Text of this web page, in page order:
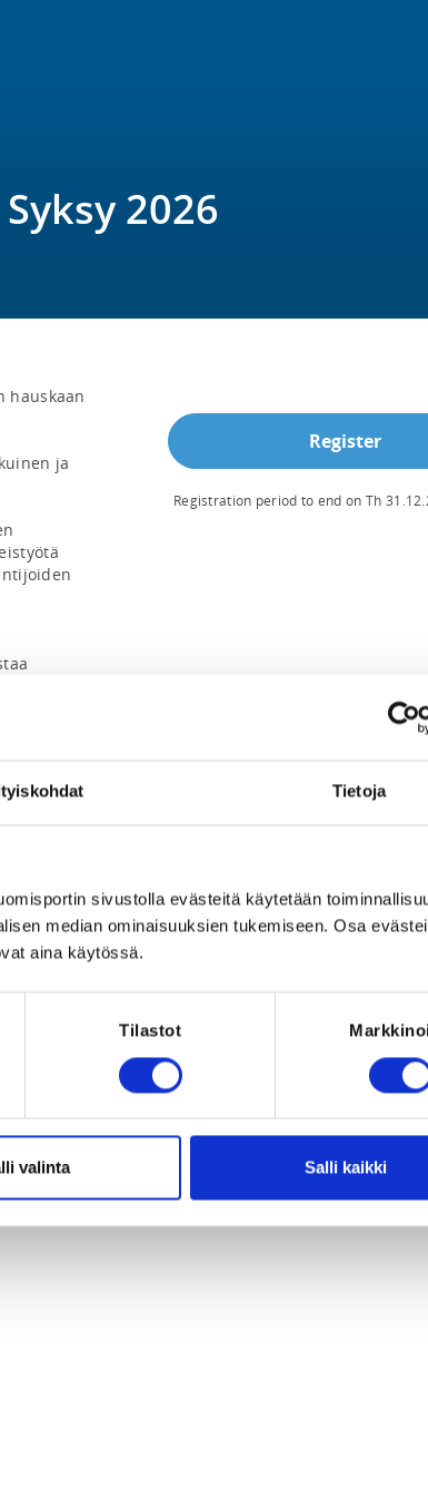
Tietoja
sivustolla evästeitä käytetään
median ominaisuuksien tukemiseen. Osa
aina käytössä.
Tilastot
valinta Salli kaikki
2026
hauskaan
ja
4-7-
että
jonain
Register
Registration period to end on Th